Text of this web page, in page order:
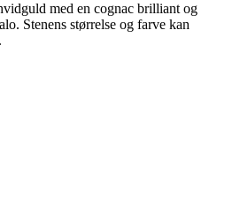
med en cognac brilliant og
Stenens størrelse og farve kan